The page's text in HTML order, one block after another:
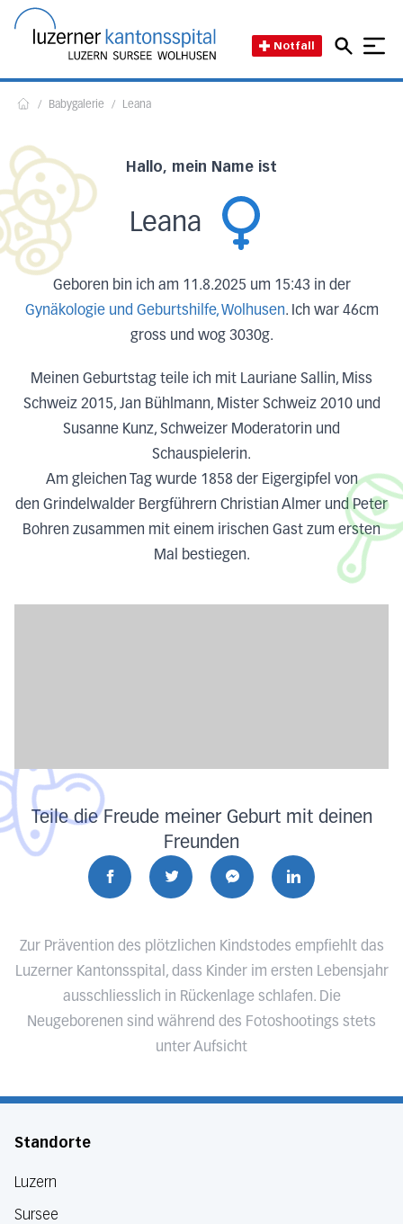
Notfall
/ Babygalerie / Leana
Hallo, mein Name ist
Leana
Geboren bin ich am 11.8.2025 um 15:43 in der
Gynäkologie und Geburtshilfe, Wolhusen. Ich war 46cm
gross und wog 3030g.
Meinen Geburtstag teile ich mit Lauriane Sallin, Miss
Schweiz 2015, Jan Bühlmann, Mister Schweiz 2010 und
Susanne Kunz, Schweizer Moderatorin und
Schauspielerin.
Am gleichen Tag wurde 1858 der Eigergipfel von
den Grindelwalder Bergführern Christian Almer und Peter
Bohren zusammen mit einem irischen Gast zum ersten
Mal bestiegen.
Teile die Freude meiner Geburt mit deinen
Freunden
Zur Prävention des plötzlichen Kindstodes empfiehlt das
Luzerner Kantonsspital, dass Kinder im ersten Lebensjahr
ausschliesslich in Rückenlage schlafen. Die
Neugeborenen sind während des Fotoshootings stets
unter Aufsicht
Standorte
Luzern
Sursee